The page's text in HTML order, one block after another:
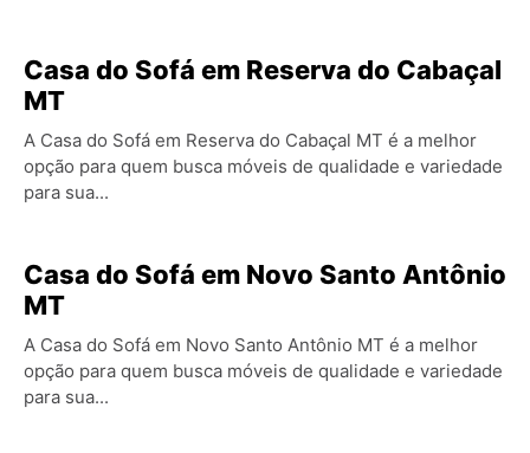
Casa do Sofá em Reserva do Cabaçal
MT
A Casa do Sofá em Reserva do Cabaçal MT é a melhor
opção para quem busca móveis de qualidade e variedade
para sua...
Casa do Sofá em Novo Santo Antônio
MT
A Casa do Sofá em Novo Santo Antônio MT é a melhor
opção para quem busca móveis de qualidade e variedade
para sua...